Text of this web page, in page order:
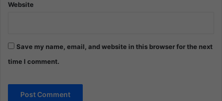
Website
Save my name, email, and website in this browser for the next
time I comment.